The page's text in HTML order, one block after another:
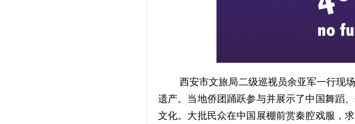
西安市文旅局二级巡视员余亚军一行现
遗产。当地侨团踊跃参与并展示了中国舞蹈
文化。大批民众在中国展棚前赏秦腔戏服，